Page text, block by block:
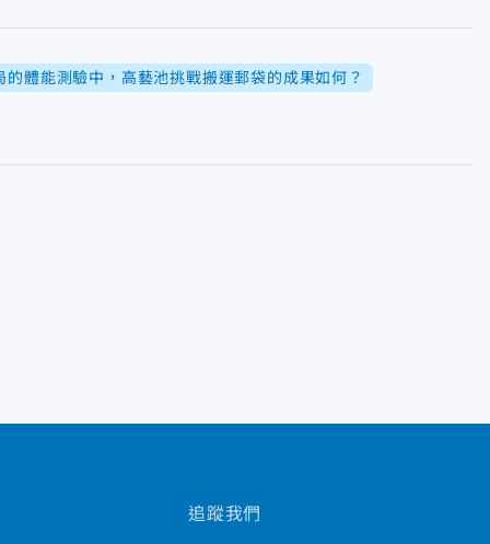
的體能測驗中，高藝池挑戰搬運郵袋的成果如何？
追蹤我們